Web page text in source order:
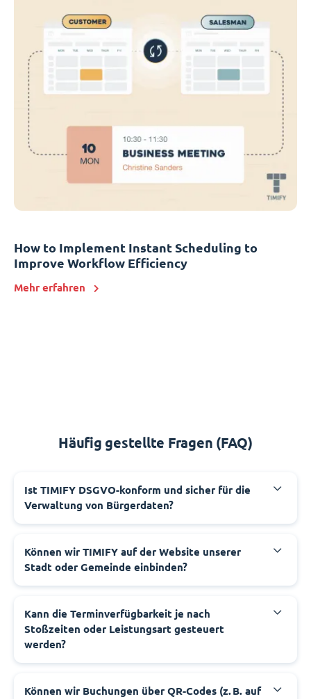
How to Implement Instant Scheduling to
Improve Workflow Efficiency
Mehr erfahren
Häufig gestellte Fragen (FAQ)
‍Ist TIMIFY DSGVO-konform und sicher für die
Verwaltung von Bürgerdaten?
‍Können wir TIMIFY auf der Website unserer
Stadt oder Gemeinde einbinden?
‍Kann die Terminverfügbarkeit je nach
Stoßzeiten oder Leistungsart gesteuert
werden?
‍Können wir Buchungen über QR-Codes (z. B. auf